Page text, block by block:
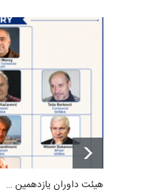
هیئت داوران یازدهمین …